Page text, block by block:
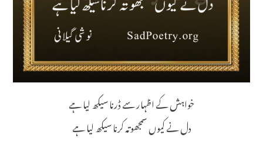
خواہش کے اظہار سے ڈرنا سیکھ لیا ہے
دل نے کیوں سمجھوتہ کرنا سیکھ لیا ہے